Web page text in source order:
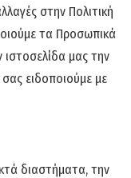
στην Πολιτική
τα Προσωπικά
μας την
ειδοποιούμε με
διαστήματα, την